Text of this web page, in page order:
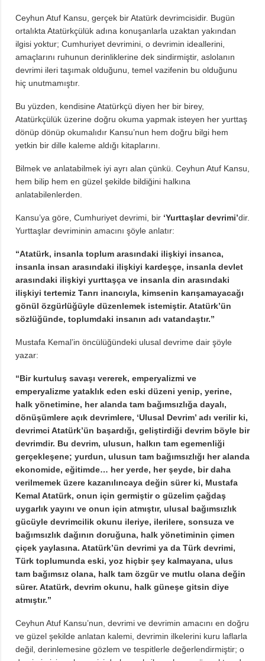
Ceyhun Atuf Kansu, gerçek bir Atatürk devrimcisidir. Bugün
ortalıkta Atatürkçülük adına konuşanlarla uzaktan yakından
ilgisi yoktur; Cumhuriyet devrimini, o devrimin ideallerini,
amaçlarını ruhunun derinliklerine dek sindirmiştir, aslolanın
devrimi ileri taşımak olduğunu, temel vazifenin bu olduğunu
hiç unutmamıştır.
Bu yüzden, kendisine Atatürkçü diyen her bir birey,
Atatürkçülük üzerine doğru okuma yapmak isteyen her yurttaş
dönüp dönüp okumalıdır Kansu’nun hem doğru bilgi hem
yetkin bir dille kaleme aldığı kitaplarını.
Bilmek ve anlatabilmek iyi ayrı alan çünkü. Ceyhun Atuf Kansu,
hem bilip hem en güzel şekilde bildiğini halkına
anlatabilenlerden.
Kansu’ya göre, Cumhuriyet devrimi, bir ‘Yurttaşlar devrimi’dir.
Yurttaşlar devriminin amacını şöyle anlatır:
“Atatürk, insanla toplum arasındaki ilişkiyi insanca,
insanla insan arasındaki ilişkiyi kardeşçe, insanla devlet
arasındaki ilişkiyi yurttaşça ve insanla din arasındaki
ilişkiyi tertemiz Tanrı inancıyla, kimsenin karışamayacağı
gönül özgürlüğüyle düzenlemek istemiştir. Atatürk’ün
sözlüğünde, toplumdaki insanın adı vatandaştır.”
Mustafa Kemal’in öncülüğündeki ulusal devrime dair şöyle
yazar:
“Bir kurtuluş savaşı vererek, emperyalizmi ve
emperyalizme yataklık eden eski düzeni yenip, yerine,
halk yönetimine, her alanda tam bağımsızlığa dayalı,
dönüşümlere açık devrimlere, ‘Ulusal Devrim’ adı verilir ki,
devrimci Atatürk’ün başardığı, geliştirdiği devrim böyle bir
devrimdir. Bu devrim, ulusun, halkın tam egemenliği
gerçekleşene; yurdun, ulusun tam bağımsızlığı her alanda
ekonomide, eğitimde… her yerde, her şeyde, bir daha
verilmemek üzere kazanılıncaya değin sürer ki, Mustafa
Kemal Atatürk, onun için germiştir o güzelim çağdaş
uygarlık yayını ve onun için atmıştır, ulusal bağımsızlık
gücüyle devrimcilik okunu ileriye, ilerilere, sonsuza ve
bağımsızlık dağının doruğuna, halk yönetiminin çimen
çiçek yaylasına. Atatürk’ün devrimi ya da Türk devrimi,
Türk toplumunda eski, yoz hiçbir şey kalmayana, ulus
tam bağımsız olana, halk tam özgür ve mutlu olana değin
sürer. Atatürk, devrim okunu, halk güneşe gitsin diye
atmıştır.”
Ceyhun Atuf Kansu’nun, devrimi ve devrimin amacını en doğru
ve güzel şekilde anlatan kalemi, devrimin ilkelerini kuru laflarla
değil, derinlemesine gözlem ve tespitlerle değerlendirmiştir; o